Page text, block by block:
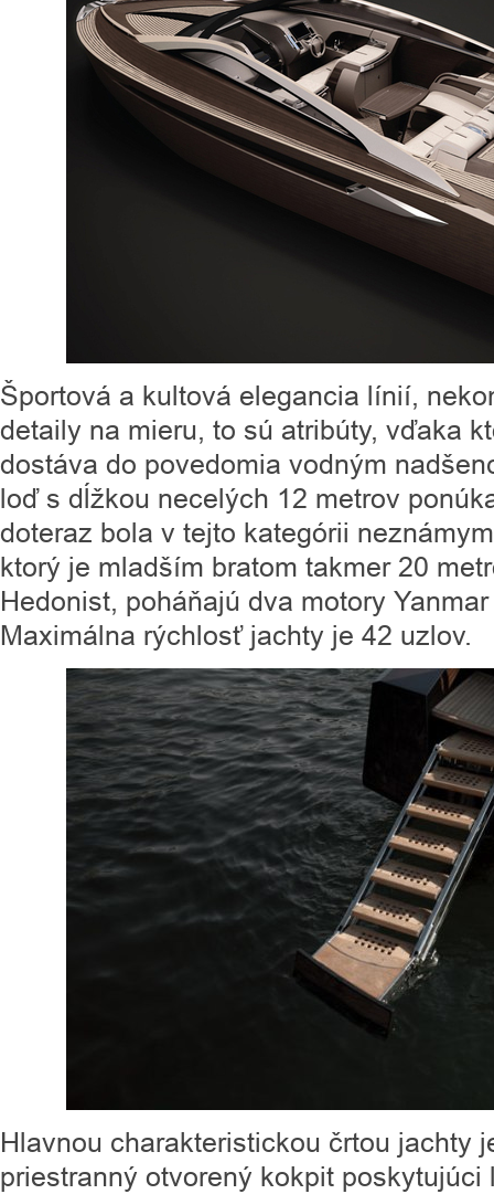
Športová a kultová elegancia línií,
detaily na mieru, to sú atribúty, vďaka
dostáva do povedomia vodným
loď s dĺžkou necelých 12 metrov
doteraz bola v tejto kategórii
ktorý je mladším bratom takmer 20
Hedonist, poháňajú dva motory
Maximálna rýchlosť jachty je 42 uzlov.
Hlavnou charakteristickou črtou jachty
priestranný otvorený kokpit poskytujúci